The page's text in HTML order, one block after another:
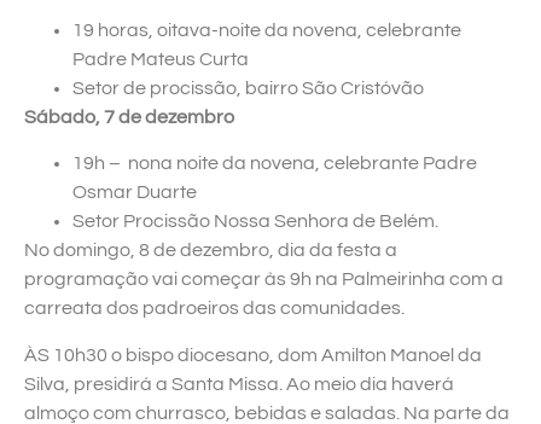
19 horas, oitava-noite da novena, celebrante
Padre Mateus Curta
Setor de procissão, bairro São Cristóvão
Sábado, 7 de dezembro
19h – nona noite da novena, celebrante Padre
Osmar Duarte
Setor Procissão Nossa Senhora de Belém.
No domingo, 8 de dezembro, dia da festa a
programação vai começar às 9h na Palmeirinha com a
carreata dos padroeiros das comunidades.
ÀS 10h30 o bispo diocesano, dom Amilton Manoel da
Silva, presidirá a Santa Missa. Ao meio dia haverá
almoço com churrasco, bebidas e saladas. Na parte da